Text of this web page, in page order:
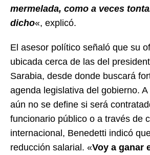
mermelada, como a veces
dicho«, explicó.
El asesor político señaló que su
ubicada cerca de las del
Sarabia, desde donde buscará
agenda legislativa del gobierno.
aún no se define si será
funcionario público o a través de
internacional, Benedetti indicó
reducción salarial. «Voy a ganar